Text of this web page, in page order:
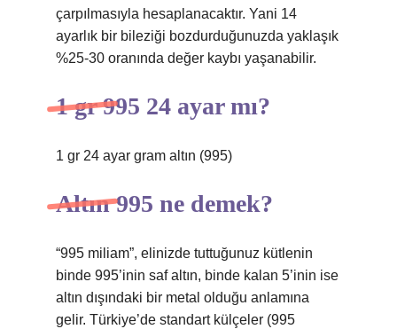
çarpılmasıyla hesaplanacaktır. Yani 14
ayarlık bir bileziği bozdurduğunuzda yaklaşık
%25-30 oranında değer kaybı yaşanabilir.
1 gr 995 24 ayar mı?
1 gr 24 ayar gram altın (995)
Altın 995 ne demek?
“995 miliam”, elinizde tuttuğunuz kütlenin
binde 995’inin saf altın, binde kalan 5’inin ise
altın dışındaki bir metal olduğu anlamına
gelir. Türkiye’de standart külçeler (995